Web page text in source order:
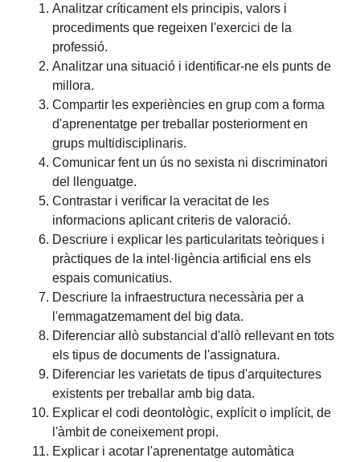
Analitzar críticament els principis, valors i
procediments que regeixen l'exercici de la
professió.
Analitzar una situació i identificar-ne els punts de
millora.
Compartir les experiències en grup com a forma
d'aprenentatge per treballar posteriorment en
grups multidisciplinaris.
Comunicar fent un ús no sexista ni discriminatori
del llenguatge.
Contrastar i verificar la veracitat de les
informacions aplicant criteris de valoració.
Descriure i explicar les particularitats teòriques i
pràctiques de la intel·ligència artificial ens els
espais comunicatius.
Descriure la infraestructura necessària per a
l'emmagatzemament del big data.
Diferenciar allò substancial d'allò rellevant en tots
els tipus de documents de l'assignatura.
Diferenciar les varietats de tipus d'arquitectures
existents per treballar amb big data.
Explicar el codi deontològic, explícit o implícit, de
l'àmbit de coneixement propi.
Explicar i acotar l'aprenentatge automàtica